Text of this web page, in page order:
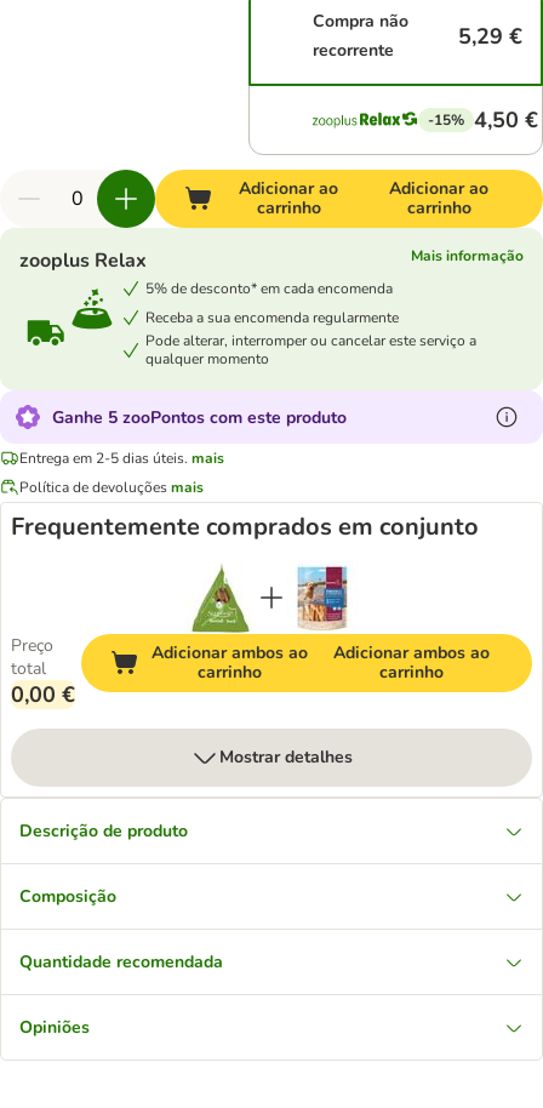
Compra não
recorrente
5,29 €
-15% 4,50 €
Adicionar ao
carrinho
Adicionar ao
carrinho
zooplus Relax
Mais informação
5% de desconto* em cada encomenda
Receba a sua encomenda regularmente
Pode alterar, interromper ou cancelar este serviço a
qualquer momento
Ganhe 5 zooPontos com este produto
Entrega em 2-5 dias úteis. mais
Política de devoluçõesmais
Frequentemente comprados em conjunto
Preço
total
0,00 €
Adicionar ambos ao
carrinho
Adicionar ambos ao
carrinho
Mostrar detalhes
Descrição de produto
Composição
Quantidade recomendada
Opiniões